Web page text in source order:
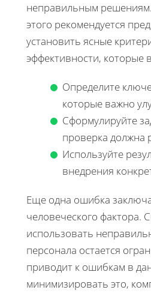
неправильным
этого рекомендуется
установить ясные
эффективности, которые
Определите
которые важно
Сформулируйте
проверка должна
Используйте
внедрения
Еще одна ошибка
человеческого фактора.
использовать
персонала остается
приводит к ошибкам в
минимизировать это,